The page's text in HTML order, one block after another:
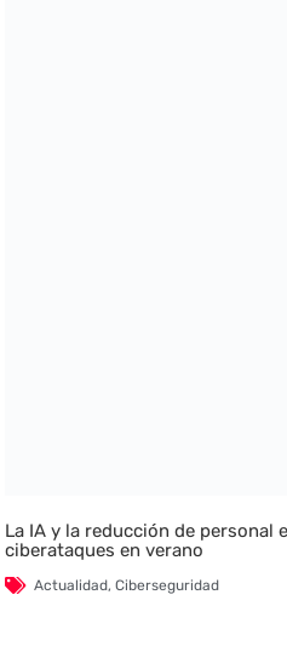
La IA y la reducción de personal
ciberataques en verano
Actualidad,Ciberseguridad